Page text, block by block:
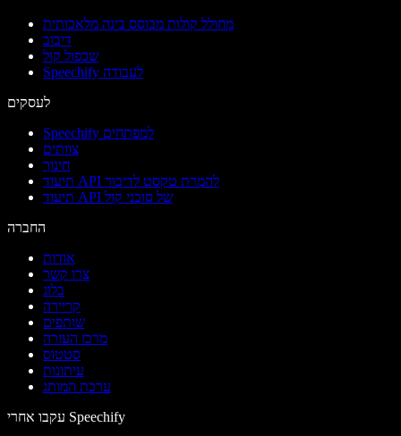
מחולל קולות מבוסס בינה מלאכותית
דיבוב
שכפול קול
Speechify לעבודה
לעסקים
Speechify למפתחים
צוותים
חינוך
תיעוד API להמרת טקסט לדיבור
תיעוד API של סוכני קול
החברה
אודות
צרו קשר
בלוג
קריירה
שותפים
מרכז העזרה
סטטוס
עיתונות
ערכת המותג
עקבו אחרי Speechify